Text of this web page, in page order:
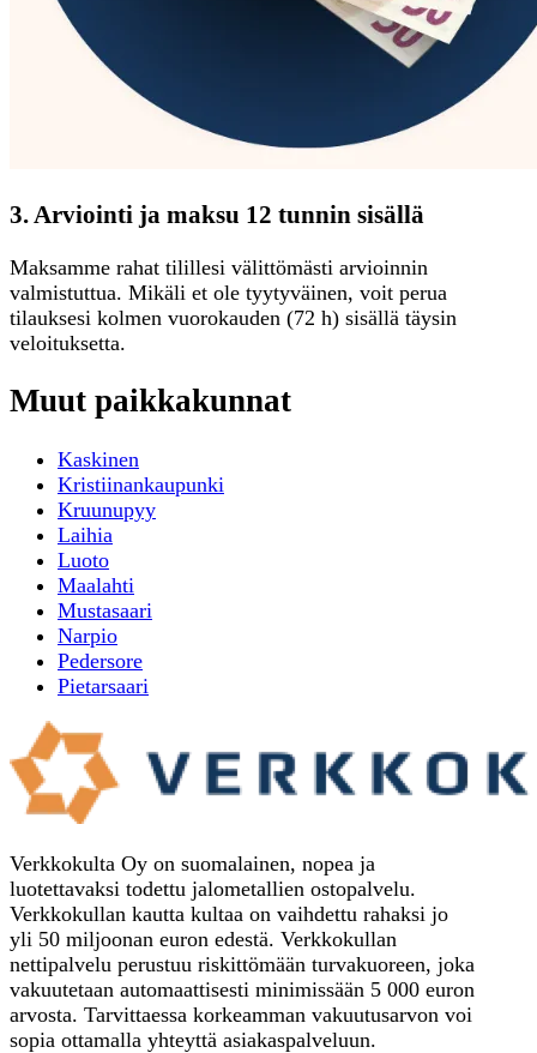
3. Arviointi ja maksu 12 tunnin sisällä
Maksamme rahat tilillesi välittömästi arvioinnin
valmistuttua. Mikäli et ole tyytyväinen, voit perua
tilauksesi kolmen vuorokauden (72 h) sisällä täysin
veloituksetta.
Muut paikkakunnat
Kaskinen
Kristiinankaupunki
Kruunupyy
Laihia
Luoto
Maalahti
Mustasaari
Narpio
Pedersore
Pietarsaari
Verkkokulta Oy on suomalainen, nopea ja
luotettavaksi todettu jalometallien ostopalvelu.
Verkkokullan kautta kultaa on vaihdettu rahaksi jo
yli 50 miljoonan euron edestä. Verkkokullan
nettipalvelu perustuu riskittömään turvakuoreen, joka
vakuutetaan automaattisesti minimissään 5 000 euron
arvosta. Tarvittaessa korkeamman vakuutusarvon voi
sopia ottamalla yhteyttä asiakaspalveluun.